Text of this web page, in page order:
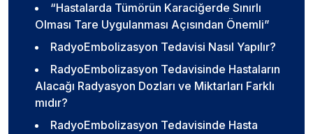
“Hastalarda Tümörün Karaciğerde Sınırlı
Olması Tare Uygulanması Açısından Önemli”
RadyoEmbolizasyon Tedavisi Nasıl Yapılır?
RadyoEmbolizasyon Tedavisinde Hastaların
Alacağı Radyasyon Dozları ve Miktarları Farklı
mıdır?
RadyoEmbolizasyon Tedavisinde Hasta